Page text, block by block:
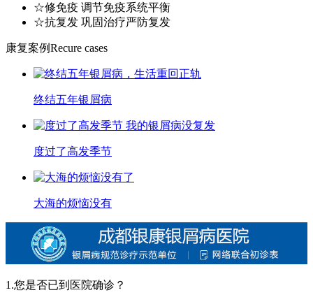
☆修免疫 调节免疫系统平衡
☆抗复发 巩固治疗严防复发
康复案例Recure cases
终结五年银屑病
度过了高发季节
大海的烦恼没有
1.您是否已到医院确诊？